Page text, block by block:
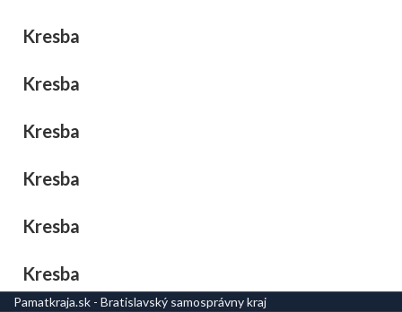
Kresba
Kresba
Kresba
Kresba
Kresba
Kresba
Pamatkraja.sk - Bratislavský samosprávny kraj